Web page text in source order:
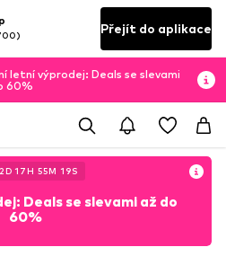
Přejít do aplikace
letní výprodej: Deals se slevami
60%
D 17H 55M 17S
Deals se slevami až do
60%